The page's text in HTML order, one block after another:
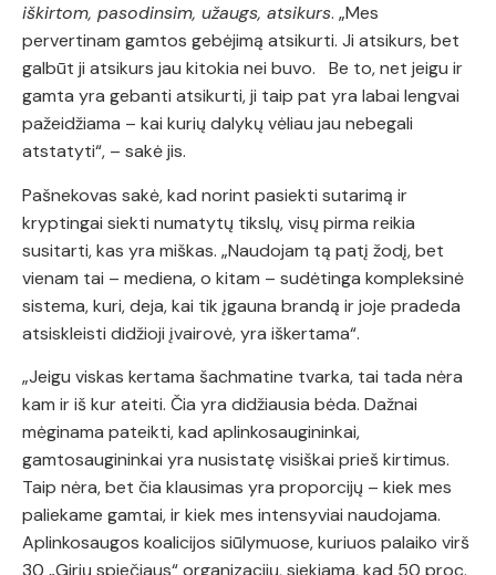
iškirtom, pasodinsim, užaugs, atsikurs. „Mes
pervertinam gamtos gebėjimą atsikurti. Ji atsikurs, bet
galbūt ji atsikurs jau kitokia nei buvo. Be to, net jeigu ir
gamta yra gebanti atsikurti, ji taip pat yra labai lengvai
pažeidžiama – kai kurių dalykų vėliau jau nebegali
atstatyti“, – sakė jis.
Pašnekovas sakė, kad norint pasiekti sutarimą ir
kryptingai siekti numatytų tikslų, visų pirma reikia
susitarti, kas yra miškas. „Naudojam tą patį žodį, bet
vienam tai – mediena, o kitam – sudėtinga kompleksinė
sistema, kuri, deja, kai tik įgauna brandą ir joje pradeda
atsiskleisti didžioji įvairovė, yra iškertama“.
„Jeigu viskas kertama šachmatine tvarka, tai tada nėra
kam ir iš kur ateiti. Čia yra didžiausia bėda. Dažnai
mėginama pateikti, kad aplinkosaugininkai,
gamtosaugininkai yra nusistatę visiškai prieš kirtimus.
Taip nėra, bet čia klausimas yra proporcijų – kiek mes
paliekame gamtai, ir kiek mes intensyviai naudojama.
Aplinkosaugos koalicijos siūlymuose, kuriuos palaiko virš
30 „Girių spiečiaus“ organizacijų, siekiama, kad 50 proc.